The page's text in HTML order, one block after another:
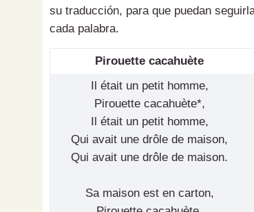
su traducción, para que puedan
cada palabra.
Pirouette cacahuète
Il était un petit homme,
Pirouette cacahuète*,
Il était un petit homme,
Qui avait une drôle de maison,
Qui avait une drôle de maison.
Sa maison est en carton,